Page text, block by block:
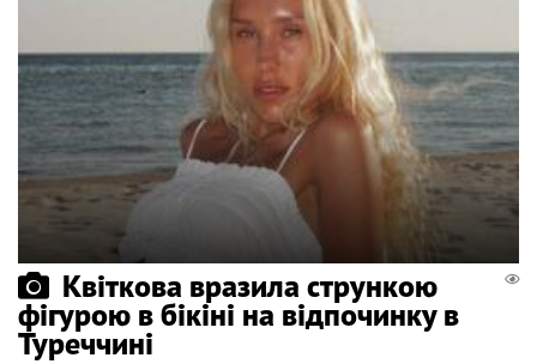
Квіткова вразила стрункою
фігурою в бікіні на відпочинку в
Туреччині